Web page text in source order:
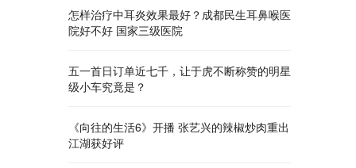
怎样治疗中耳炎效果最好？成都民生耳鼻喉医
院好不好 国家三级医院
五一首日订单近七千，让于虎不断称赞的明星
级小车究竟是？
《向往的生活6》开播 张艺兴的辣椒炒肉重出
江湖获好评